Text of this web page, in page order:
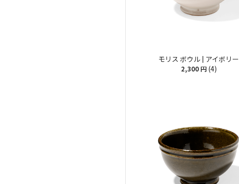
モリス ボウル | アイボリー
2,300 円 (4)